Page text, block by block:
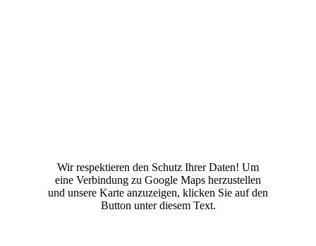
Wir respektieren den Schutz Ihrer Daten! Um
eine Verbindung zu Google Maps herzustellen
und unsere Karte anzuzeigen, klicken Sie auf den
Button unter diesem Text.